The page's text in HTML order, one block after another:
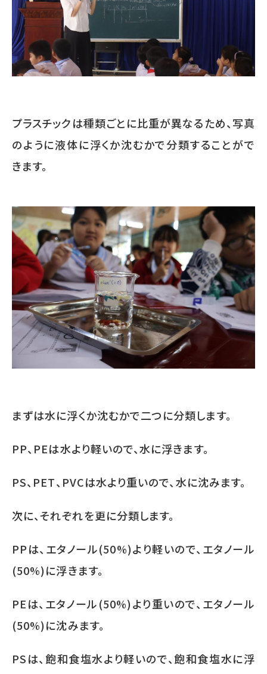
プラスチックは種類ごとに比重が異なるため、写真
のように液体に浮くか沈むかで分類することがで
きます。
まずは水に浮くか沈むかで二つに分類します。
PP、 PEは水より軽いので、水に浮きます。
PS、 PET、 PVCは水より重いので、水に沈みます。
次に、それぞれを更に分類します。
PPは、エタノール(50%)より軽いので、エタノール
(50%)に浮きます。
PEは、エタノール(50%)より重いので、エタノール
(50%)に沈みます。
PSは、飽和食塩水より軽いので、飽和食塩水に浮